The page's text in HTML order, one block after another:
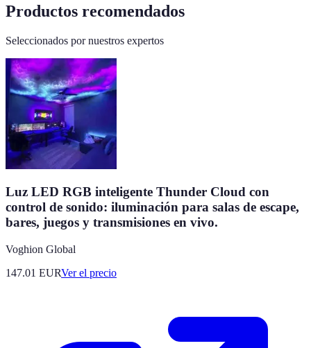
Productos recomendados
Seleccionados por nuestros expertos
Luz LED RGB inteligente Thunder Cloud con
control de sonido: iluminación para salas de escape,
bares, juegos y transmisiones en vivo.
Voghion Global
147.01 EURVer el precio